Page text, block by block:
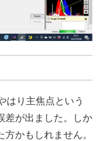
はり主焦点という
差が出ました。しか
かもしれません。